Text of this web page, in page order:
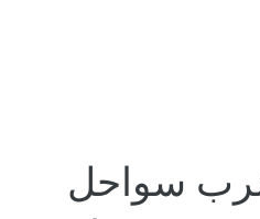
درجة يضرب سواحل